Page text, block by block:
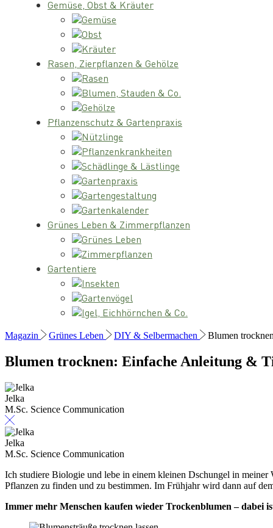
Gemüse, Obst & Kräuter
Gemüse
Obst
Kräuter
Rasen, Zierpflanzen & Gehölze
Rasen
Blumen, Stauden & Co.
Gehölze
Pflanzenschutz & Gartenpraxis
Nützlinge
Pflanzenkrankheiten
Schädlinge & Lästlinge
Gartenpraxis
Gartengestaltung
Gartenkalender
Grünes Leben & Zimmerpflanzen
Grünes Leben
Zimmerpflanzen
Gartentiere
Insekten
Gartenvögel
Igel, Eichhörnchen & Co.
Magazin Grünes Leben DIY & Selbermachen Blumen
Blumen trocknen: Einfache Anleitung &
Jelka
M.Sc. Science Communication
Jelka
M.Sc. Science Communication
Ich studiere Biologie und lebe in einem kleinen Dschungel in
Pflanzen zu finden und zu bestimmen. Im Frühjahr wird dann auf
Immer mehr Menschen kaufen wieder Trockenblumen – dabei